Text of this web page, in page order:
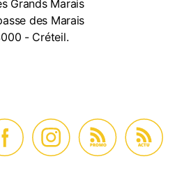
Grands Marais
des Marais
- Créteil.
PROMO ACTU